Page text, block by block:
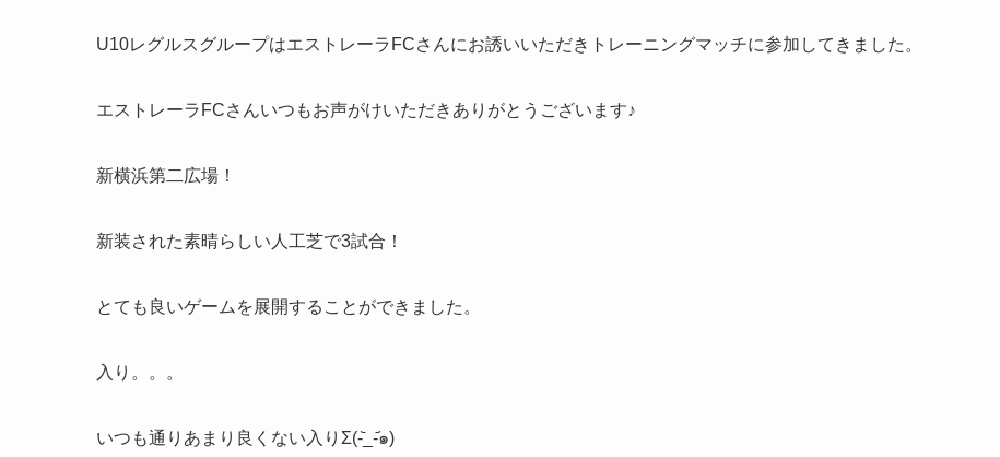
U10レグルスグループはエストレーラFCさんにお誘いいただきトレーニングマッチに参加してきました。
エストレーラFCさんいつもお声がけいただきありがとうございます♪
新横浜第二広場！
新装された素晴らしい人工芝で3試合！
とても良いゲームを展開することができました。
入り。。。
いつも通りあまり良くない入りΣ(-᷅_-᷄๑)